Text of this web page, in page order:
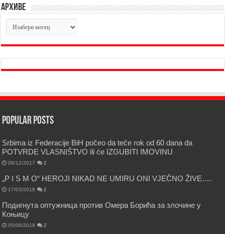
Архиве
Архиве
Popular Posts
Srbima iz Federacije BiH počeo da teče rok od 60 dana da
POTVRDE VLASNIŠTVO ili će IZGUBITI IMOVINU
06/12/2017 2
„P I S M O“ HEROJI NIKAD NE UMIRU ONI VJEČNO ŽIVE….
17/03/2018 2
Подигнута оптужница против Омера Борића за злочине у
Коњицу
05/06/2018 2